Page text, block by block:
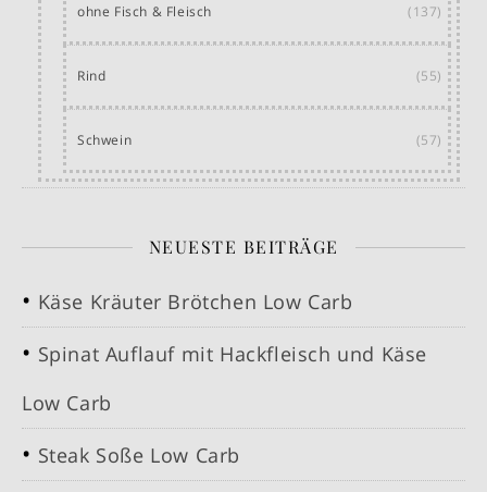
ohne Fisch & Fleisch (137)
Rind (55)
Schwein (57)
NEUESTE BEITRÄGE
Käse Kräuter Brötchen Low Carb
Spinat Auflauf mit Hackfleisch und Käse
Low Carb
Steak Soße Low Carb